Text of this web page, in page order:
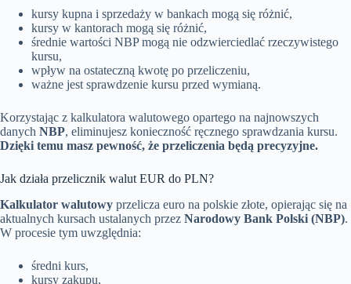
kursy kupna i sprzedaży w bankach mogą się różnić,
kursy w kantorach mogą się różnić,
średnie wartości NBP mogą nie odzwierciedlać rzeczywistego
kursu,
wpływ na ostateczną kwotę po przeliczeniu,
ważne jest sprawdzenie kursu przed wymianą.
Korzystając z kalkulatora walutowego opartego na najnowszych
danych NBP, eliminujesz konieczność ręcznego sprawdzania kursu.
Dzięki temu masz pewność, że przeliczenia będą precyzyjne.
Jak działa przelicznik walut EUR do PLN?
Kalkulator walutowy przelicza euro na polskie złote, opierając się na
aktualnych kursach ustalanych przez Narodowy Bank Polski (NBP).
W procesie tym uwzględnia:
średni kurs,
kursy zakupu,